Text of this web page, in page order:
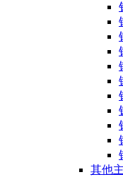
其他